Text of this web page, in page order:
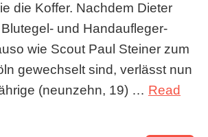
die Koffer. Nachdem Dieter
und Handaufleger-
wie Scout Paul Steiner zum
gewechselt sind, verlässt nun
(neunzehn, 19) … Read